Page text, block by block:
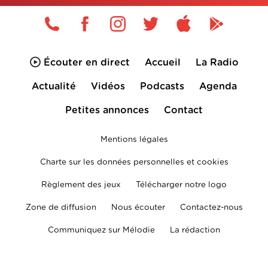
Écouter en direct Accueil La Radio
Actualité Vidéos Podcasts Agenda
Petites annonces Contact
Mentions légales
Charte sur les données personnelles et cookies
Règlement des jeux Télécharger notre logo
Zone de diffusion Nous écouter Contactez-nous
Communiquez sur Mélodie La rédaction